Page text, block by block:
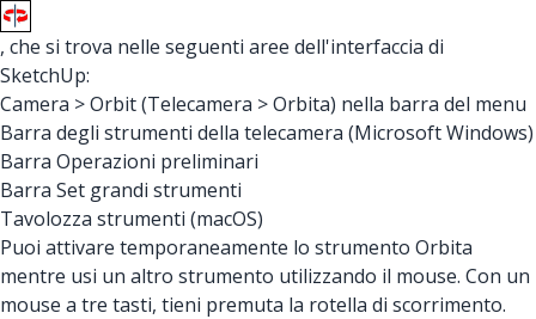
, che si trova nelle seguenti aree dell'interfaccia di
SketchUp:
Camera > Orbit (Telecamera > Orbita) nella barra del menu
Barra degli strumenti della telecamera (Microsoft Windows)
Barra Operazioni preliminari
Barra Set grandi strumenti
Tavolozza strumenti (macOS)
Puoi attivare temporaneamente lo strumento Orbita
mentre usi un altro strumento utilizzando il mouse. Con un
mouse a tre tasti, tieni premuta la rotella di scorrimento.